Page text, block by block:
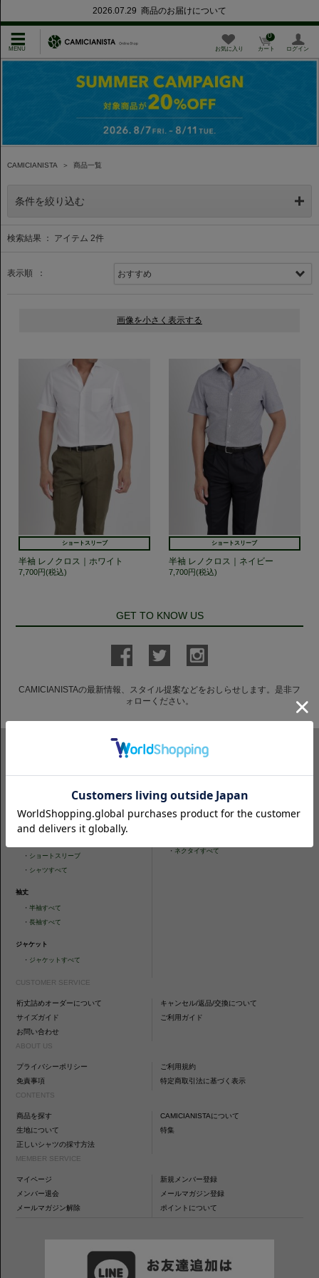
2026.07.29 商品のお届けについて
お気に入り カート
0
ログイン
CAMICIANISTA ＞ 商品一覧
条件を絞り込む
検索結果 ： アイテム 2件
表示順 ：
ショートスリーブ
半袖 レノクロス｜ホワイト
7,700円(税込)
ショートスリーブ
半袖 レノクロス｜ネイビー
7,700円(税込)
GET TO KNOW US
CAMICIANISTAの最新情報、スタイル提案などをおしらせします。是非フ
ォローください。
スリムフィット
・タイトフィット
・ レギュラーフィット
・ ショートスリーブ
・ シャツすべて
袖丈
・半袖すべて
・長袖すべて
ジャケット
・ ジャケットすべて
・タイトフィット
・ニットシャツすべて
・ ネクタイすべて
CUSTOMER SERVICE
裄丈詰めオーダーについて
キャンセル/返品/交換について
サイズガイド
ご利用ガイド
お問い合わせ
ABOUT US
プライバシーポリシー
ご利用規約
免責事項
特定商取引法に基づく表示
CONTENTS
商品を探す
CAMICIANISTAについて
生地について
特集
正しいシャツの採寸方法
MEMBER SERVICE
マイページ
新規メンバー登録
メンバー退会
メールマガジン登録
メールマガジン解除
ポイントについて